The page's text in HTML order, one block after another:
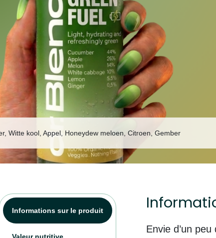
Witte kool, Appel, Honeydew meloen, Citroen, Gember
Informations sur le produit
Envie d’un